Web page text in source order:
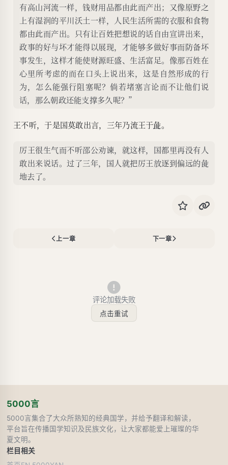
有高山河流一样，钱财用品都由此而产出；又像原野之
上有湿润的平川沃土一样，人民生活所需的衣服和食物
都由此而产出。只有让百姓把想说的话自由宣讲出来，
政事的好与坏才能得以展现，才能够多做好事而防备坏
事发生，这样才能使财源旺盛、生活富足。像那百姓在
心里所考虑的而在口头上说出来，这是自然形成的行
为，怎么能强行阻塞呢？倘若堵塞言论而不让他们说
话，那么朝政还能支撑多久呢？”
王不听，于是国莫敢出言，三年乃流王于彘。
厉王很生气而不听邵公劝谏，就这样，国都里再没有人
敢出来说话。过了三年，国人就把厉王放逐到偏远的彘
地去了。
上一章 下一章
评论加载失败
点击重试
5000言
5000言集合了大众所熟知的经典国学，并给予翻译和解读，
平台旨在传播国学知识及民族文化，让大家都能爱上璀璨的华
夏文明。
栏目相关